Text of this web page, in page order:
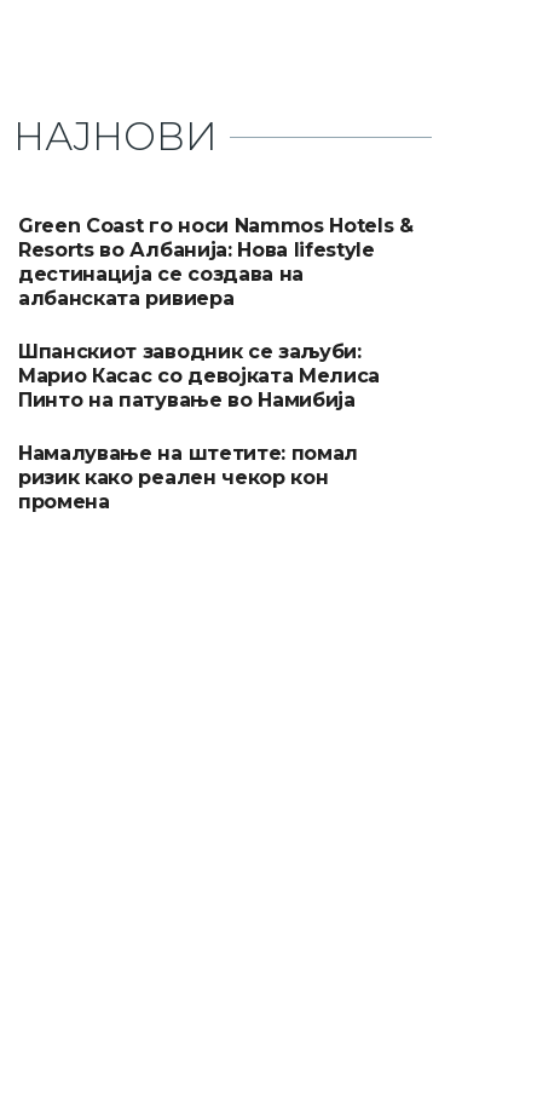
НАЈНОВИ
Green Coast го носи Nammos Hotels &
Resorts во Албанија: Нова lifestyle
дестинација се создава на
албанската ривиера
Шпанскиот заводник се заљуби:
Марио Касас со девојката Мелиса
Пинто на патување во Намибија
Намалување на штетите: помал
ризик како реален чекор кон
промена